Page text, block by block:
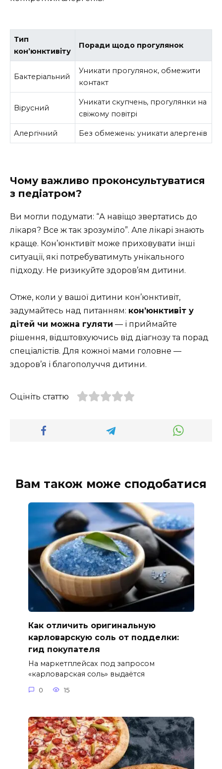
Тип
кон’юнктивіту
Поради щодо прогулянок
Бактеріальний
Уникати прогулянок, обмежити
контакт
Вірусний
Уникати скупчень, прогулянки на
свіжому повітрі
Алергічний Без обмежень: уникати алергенів
Чому важливо проконсультуватися
з педіатром?
Ви могли подумати: “А навіщо звертатись до
лікаря? Все ж так зрозуміло”. Але лікарі знають
краще. Кон’юнктивіт може приховувати інші
ситуації, які потребуватимуть унікального
підходу. Не ризикуйте здоров’ям дитини.
Отже, коли у вашої дитини кон’юнктивіт,
задумайтесь над питанням: кон’юнктивіт у
дітей чи можна гуляти — і приймайте
рішення, відштовхуючись від діагнозу та порад
спеціалістів. Для кожної мами головне —
здоров’я і благополуччя дитини.
Оцініть статтю
Вам також може сподобатися
Как отличить оригинальную
карловарскую соль от подделки:
гид покупателя
На маркетплейсах под запросом
«карловарская соль» выдаётся
0 15